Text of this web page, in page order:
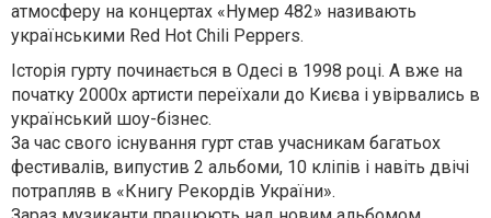
атмосферу на концертах «Нумер 482» називають
українськими Red Hot Chili Peppers.
Історія гурту починається в Одесі в 1998 році. А вже на
початку 2000х артисти переїхали до Києва і увірвались в
український шоу-бізнес.
За час свого існування гурт став учасникам багатьох
фестивалів, випустив 2 альбоми, 10 кліпів і навіть двічі
потрапляв в «Книгу Рекордів України».